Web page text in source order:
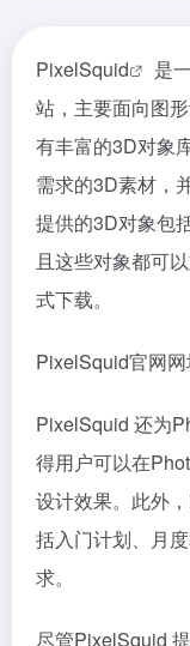
PixelSquid
是
站，主要面向图
有丰富的3D对象
需求的3D素材，
提供的3D对象包
且这些对象都可
式下载。
PixelSquid官网
PixelSquid 还为
得用户可以在
设计效果。此外
括入门计划、月
求。
尽管PixelSquid